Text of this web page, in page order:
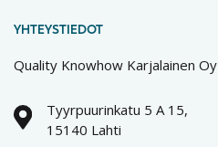
YHTEYSTIEDOT
Quality Knowhow Karjalainen Oy
Tyyrpuurinkatu 5 A 15,
15140 Lahti